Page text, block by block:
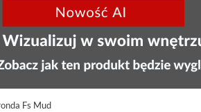
Fs Mud